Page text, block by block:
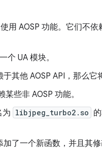
用 AOSP 功能。 它们不依
个 UA 模块。
于其他 AOSP API，那么它
些非 AOSP 功能。
为 libjpeg_turbo2.so
加了一个新函数，并且其